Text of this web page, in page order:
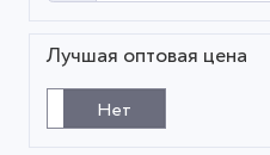
Лучшая оптовая цена
Нет